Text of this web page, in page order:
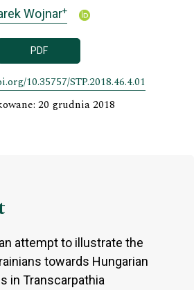
Wojnar+
PDF
10.35757/STP.2018.46.4.01
20 grudnia 2018
attempt to illustrate the
towards Hungarian
in Transcarpathia